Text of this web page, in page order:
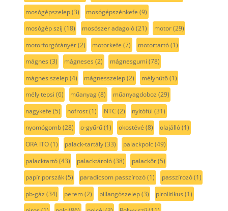
mosógépszelep(3) mosógépszénkefe (9)
mosógép szíj (18) mosószer adagoló(21) motor(29)
motorforgótányér(2) motorkefe (7) motortartó(1)
mágnes (3) mágneses (2) mágnesgumi (78)
mágnes szelep(4) mágnesszelep(2) mélyhűtő(1)
mély tepsi (6) műanyag(8) műanyagdoboz (29)
nagykefe (5) nofrost(1) NTC (2) nyitófül (31)
nyomógomb(28) o-gyűrű(1) okostévé (8) olajálló(1)
ORA ITO(1) palack-tartály(33) palackpolc(49)
palacktartó(43) palacktároló(38) palackőr(5)
papír porszák(5) paradicsom passzírozó(1) passzírozó(1)
pb-gáz (34) perem(2) pillangószelep(3) pirolitikus (1)